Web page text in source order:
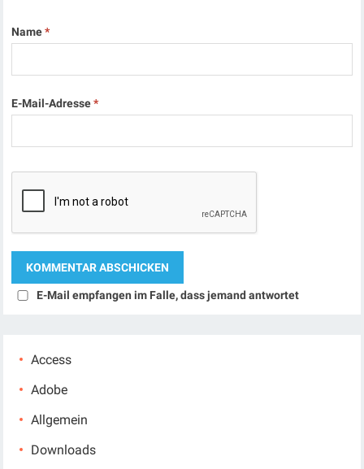
Name*
E-Mail-Adresse*
E-Mail empfangen im Falle, dass jemand antwortet
Access
Adobe
Allgemein
Downloads